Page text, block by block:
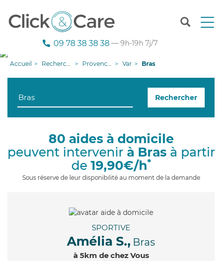
T
n
g
i
09 78 38 38 38 — 9h-19h 7j/7
Accueil Recherche aide à domicile Provence-Alpes-Côte d'Azur Var Bras
Rechercher
80 aides à domicile
peuvent intervenir à Brasà partir
de 19,90€/h*
Sous réserve de leur disponibilité au moment de la demande
SPORTIVE
Amélia S., Bras
à 5km de chez Vous